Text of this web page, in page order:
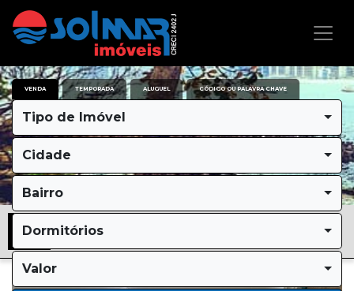
VENDA TEMPORADA ALUGUEL CÓDIGO OU PALAVRA CHAVE
Tipo de Imóvel
Cidade
Bairro
Dormitórios
Valor